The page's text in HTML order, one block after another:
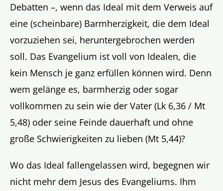
Debatten –, wenn das Ideal mit dem Verweis auf
eine (scheinbare) Barmherzigkeit, die dem Ideal
vorzuziehen sei, heruntergebrochen werden
soll. Das Evangelium ist voll von Idealen, die
kein Mensch je ganz erfüllen können wird. Denn
wem gelänge es, barmherzig oder sogar
vollkommen zu sein wie der Vater (Lk 6,36 / Mt
5,48) oder seine Feinde dauerhaft und ohne
große Schwierigkeiten zu lieben (Mt 5,44)?
Wo das Ideal fallengelassen wird, begegnen wir
nicht mehr dem Jesus des Evangeliums. Ihm